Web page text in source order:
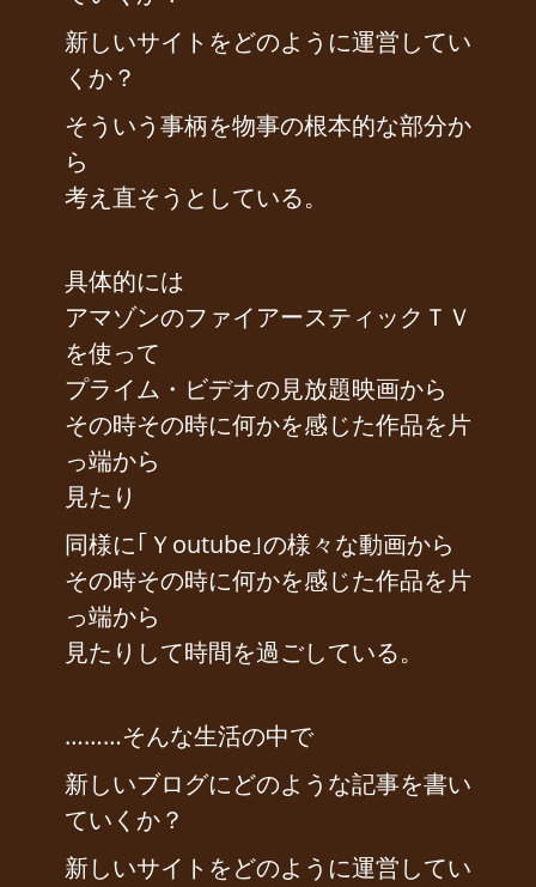
新しいサイトをどのように運営してい
くか？
そういう事柄を物事の根本的な部分か
ら
考え直そうとしている。
具体的には
アマゾンのファイアースティックＴＶ
を使って
プライム・ビデオの見放題映画から
その時その時に何かを感じた作品を片
っ端から
見たり
同様に｢Ｙoutube｣の様々な動画から
その時その時に何かを感じた作品を片
っ端から
見たりして時間を過ごしている。
………そんな生活の中で
新しいブログにどのような記事を書い
ていくか？
新しいサイトをどのように運営してい